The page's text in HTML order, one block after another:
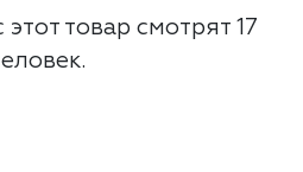
товар смотрят 17